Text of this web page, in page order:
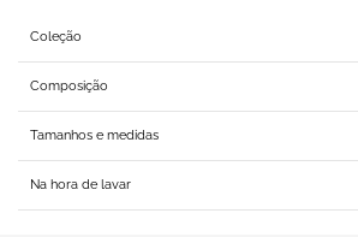
Coleção
Composição
Tamanhos e medidas
Na hora de lavar